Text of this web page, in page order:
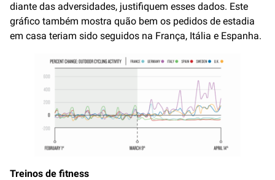
diante das adversidades, justifiquem esses dados. Este
gráfico também mostra quão bem os pedidos de estadia
em casa teriam sido seguidos na França, Itália e Espanha.
Treinos de fitness